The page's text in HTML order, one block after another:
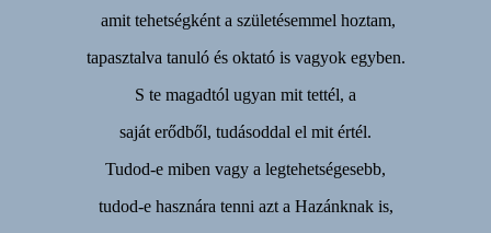
amit tehetségként a születésemmel hoztam,
tapasztalva tanuló és oktató is vagyok egyben.
S te magadtól ugyan mit tettél, a
saját erődből, tudásoddal el mit értél.
Tudod-e miben vagy a legtehetségesebb,
tudod-e hasznára tenni azt a Hazánknak is,